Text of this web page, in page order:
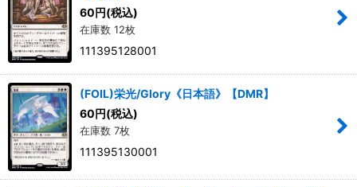
60円(税込)
在庫数 12枚
111395128001
(FOIL)栄光/Glory《日本語》【DMR】
60円(税込)
在庫数 7枚
111395130001